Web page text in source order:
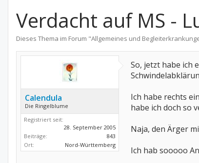
Verdacht auf MS -
Dieses Thema im Forum "Allgemeines und
Calendula
Die Ringelblume
Registriert seit:
28. September 2005
Beiträge:
843
Ort:
Nord-Württemberg
So, jetzt habe ich
Ich habe rechts
habe ich doch so
Naja, den Ärger
Ich hab sooooo